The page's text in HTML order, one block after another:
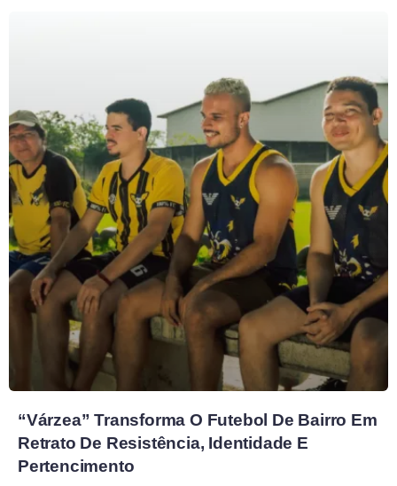
“Várzea” Transforma O Futebol De Bairro Em
Retrato De Resistência, Identidade E
Pertencimento